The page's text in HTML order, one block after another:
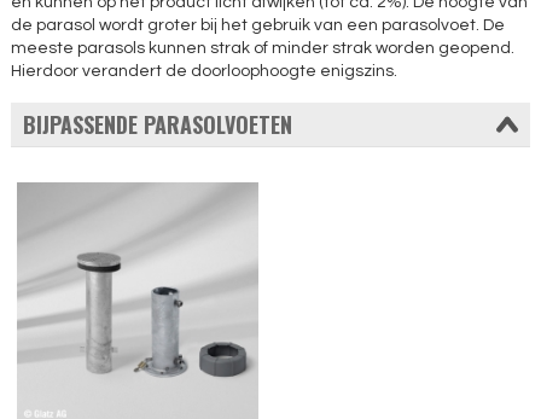
de parasol wordt groter bij het gebruik van een parasolvoet. De
meeste parasols kunnen strak of minder strak worden geopend.
Hierdoor verandert de doorloophoogte enigszins.
BIJPASSENDE PARASOLVOETEN